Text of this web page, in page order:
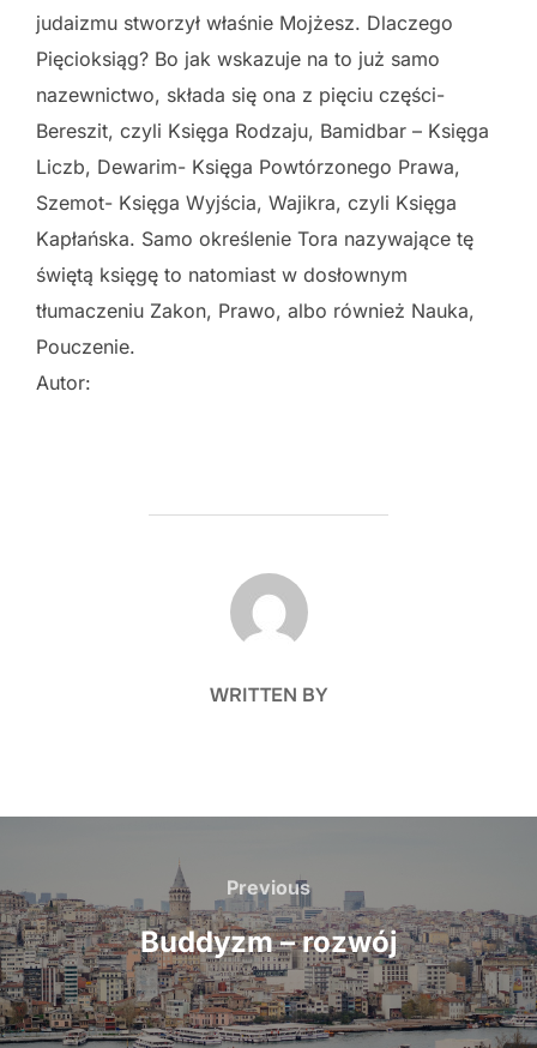
judaizmu stworzył właśnie Mojżesz. Dlaczego
Pięcioksiąg? Bo jak wskazuje na to już samo
nazewnictwo, składa się ona z pięciu części-
Bereszit, czyli Księga Rodzaju, Bamidbar – Księga
Liczb, Dewarim- Księga Powtórzonego Prawa,
Szemot- Księga Wyjścia, Wajikra, czyli Księga
Kapłańska. Samo określenie Tora nazywające tę
świętą księgę to natomiast w dosłownym
tłumaczeniu Zakon, Prawo, albo również Nauka,
Pouczenie.
Autor:
POST AUTHOR
WRITTEN BY
wpisu
Previous
Previous
Buddyzm – rozwój